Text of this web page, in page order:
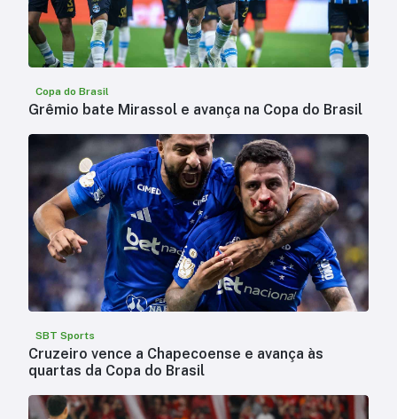
Copa do Brasil
Grêmio bate Mirassol e avança na Copa do Brasil
SBT Sports
Cruzeiro vence a Chapecoense e avança às
quartas da Copa do Brasil